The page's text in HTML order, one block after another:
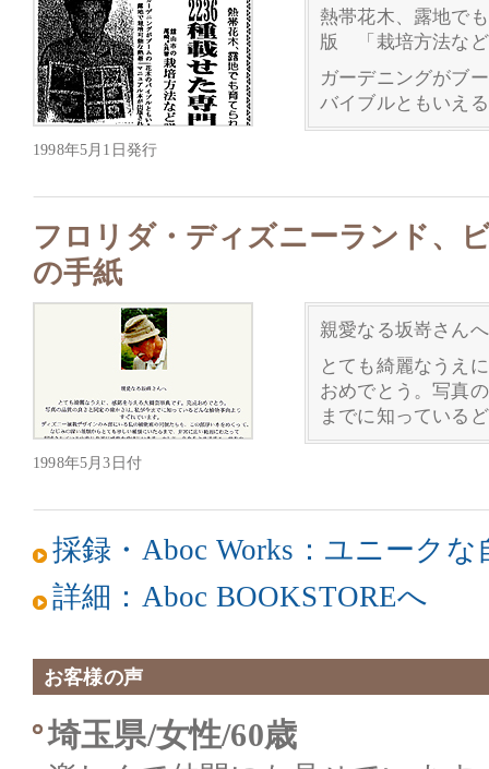
1998年5月1日発行
熱帯花木、露地で
版 「栽培方法な
ガーデニングがブ
バイブルともいえ
フロリダ・ディズニーランド、
の手紙
1998年5月3日付
親愛なる坂嵜さんへ
とても綺麗なうえ
おめでとう。写真
までに知っている
採録・Aboc Works：ユニーク
詳細：Aboc BOOKSTOREへ
お客様の声
埼玉県/女性/60歳